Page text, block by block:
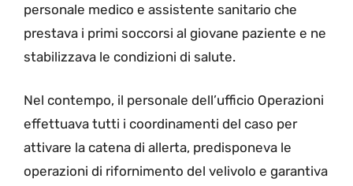
personale medico e assistente sanitario che
prestava i primi soccorsi al giovane paziente e ne
stabilizzava le condizioni di salute.
Nel contempo, il personale dell’ufficio Operazioni
effettuava tutti i coordinamenti del caso per
attivare la catena di allerta, predisponeva le
operazioni di rifornimento del velivolo e garantiva